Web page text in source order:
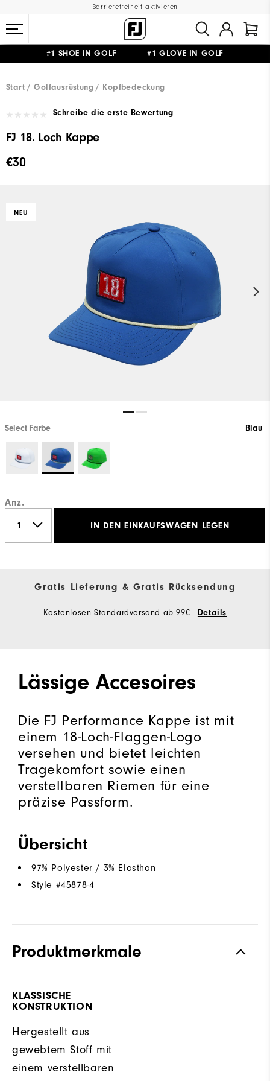
Barrierefreiheit aktivieren
#1 SHOE IN GOLF #1 GLOVE IN GOLF
Start
Golfausrüstung Kopfbedeckung
Schreibe die erste Bewertung
FJ 18. Loch Kappe
€30
NEU
Select Farbe Blau
Anz.
IN DEN EINKAUFSWAGEN LEGEN
Gratis Lieferung & Gratis Rücksendung
Kostenlosen Standardversand ab 99€ Details
Lässige Accesoires
Die FJ Performance Kappe ist mit
einem 18-Loch-Flaggen-Logo
versehen und bietet leichten
Tragekomfort sowie einen
verstellbaren Riemen für eine
präzise Passform.
Übersicht
97% Polyester / 3% Elasthan
Style #45878-4
Produktmerkmale
KLASSISCHE
KONSTRUKTION
Hergestellt aus
gewebtem Stoff mit
einem verstellbaren